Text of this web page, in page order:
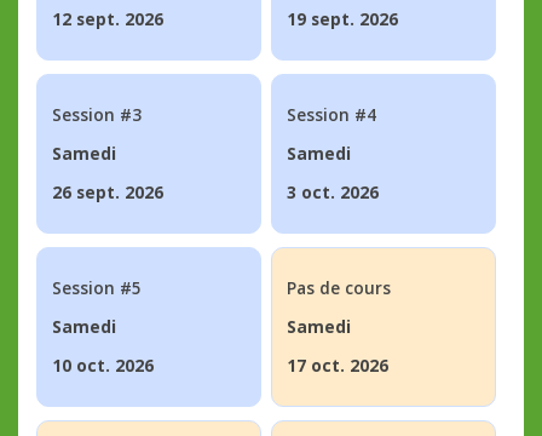
12 sept. 2026
19 sept. 2026
Session #3
Samedi
26 sept. 2026
Session #4
Samedi
3 oct. 2026
Session #5
Samedi
10 oct. 2026
Pas de cours
Samedi
17 oct. 2026